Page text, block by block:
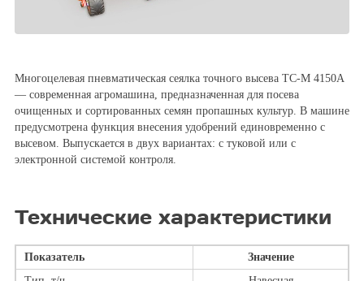
Многоцелевая пневматическая сеялка точного высева ТС-М 4150A
— современная агромашина, предназначенная для посева
очищенных и сортированных семян пропашных культур. В машине
предусмотрена функция внесения удобрений единовременно с
высевом. Выпускается в двух вариантах: с туковой или с
электронной системой контроля.
Технические характеристики
Показатель
Значение